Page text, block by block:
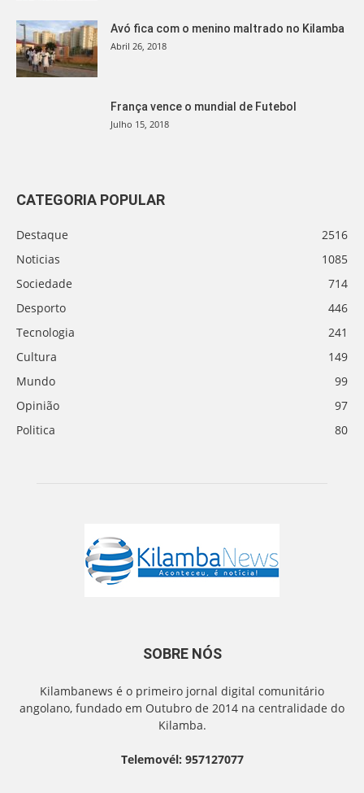
Avó fica com o menino maltrado no Kilamba
Abril 26, 2018
França vence o mundial de Futebol
Julho 15, 2018
CATEGORIA POPULAR
Destaque
2516
Noticias
1085
Sociedade
714
Desporto
446
Tecnologia
241
Cultura
149
Mundo
99
Opinião
97
Politica
80
SOBRE NÓS
Kilambanews é o primeiro jornal digital comunitário
angolano, fundado em Outubro de 2014 na centralidade do
Kilamba.
Telemovél: 957127077